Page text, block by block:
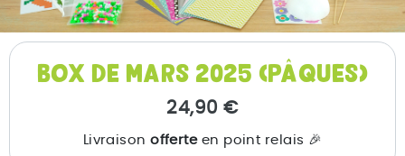
BOX DE MARS 2025 (PÂQUES)
24,90 €
Livraisonofferteen point relais 🎉